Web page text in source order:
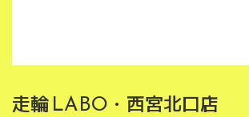
走輪 LABO ・西宮北口店